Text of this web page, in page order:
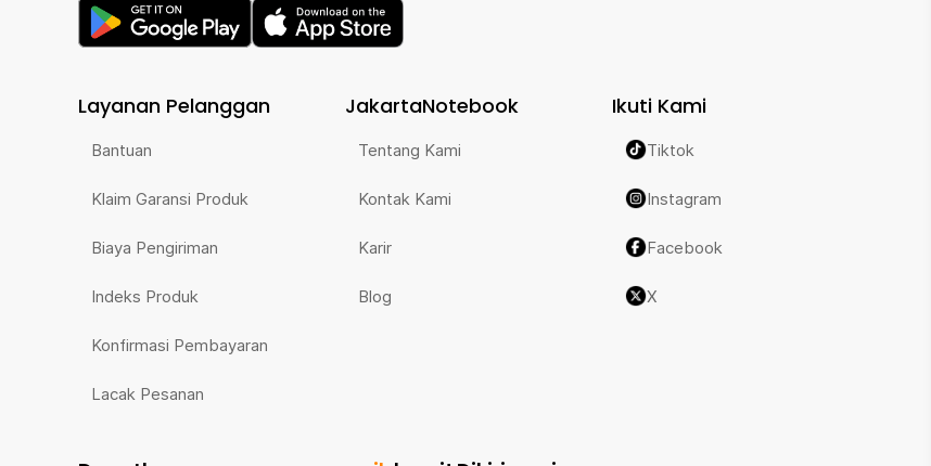
Layanan Pelanggan
Bantuan
Klaim Garansi Produk
Biaya Pengiriman
Indeks Produk
Konfirmasi Pembayaran
Lacak Pesanan
JakartaNotebook
Tentang Kami
Kontak Kami
Karir
Blog
Ikuti Kami
Tiktok
Instagram
Facebook
X